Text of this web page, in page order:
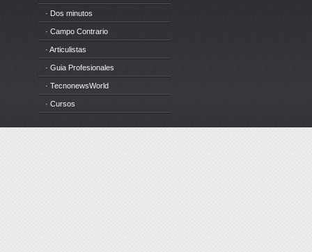
· Dos minutos
· Campo Contrario
· Articulistas
· Guia Profesionales
· TecnonewsWorld
· Cursos